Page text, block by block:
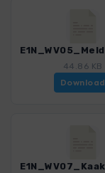
44.86 KB
Download